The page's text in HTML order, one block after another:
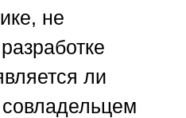
не
ли